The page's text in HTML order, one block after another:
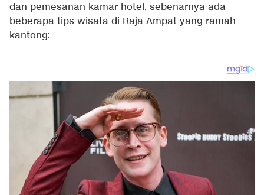
dan pemesanan kamar hotel, sebenarnya ada
beberapa tips wisata di Raja Ampat yang ramah
kantong: